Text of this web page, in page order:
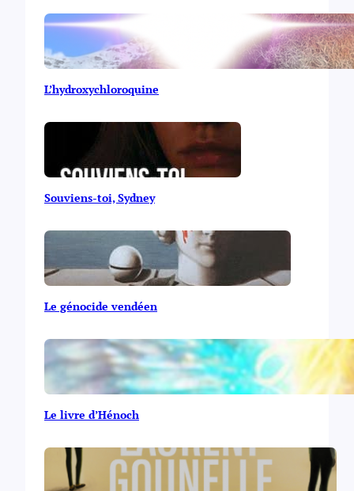
L’hydroxychloroquine
Souviens-toi, Sydney
Le génocide vendéen
Le livre d’Hénoch